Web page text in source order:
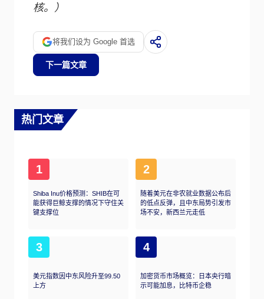
核。）
将我们设为 Google 首选
下一篇文章
热门文章
1
Shiba Inu价格预测：SHIB在可
能获得巨鲸支撑的情况下守住关
键支撑位
2
随着美元在非农就业数据公布后
的低点反弹，且中东局势引发市
场不安，新西兰元走低
3
美元指数因中东风险升至99.50
上方
4
加密货币市场概览：日本央行暗
示可能加息，比特币企稳